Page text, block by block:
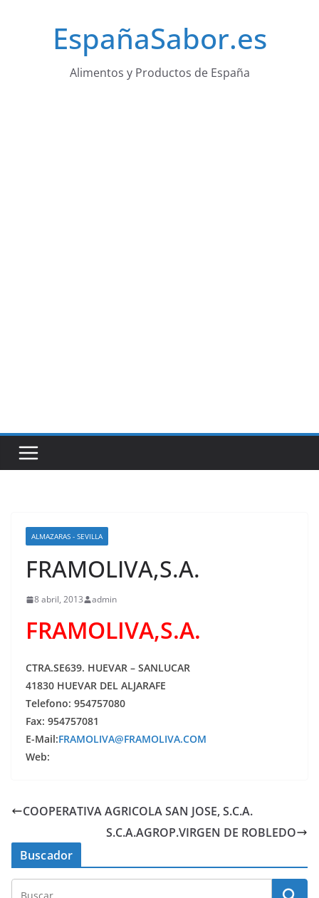
EspañaSabor.es
Alimentos y Productos de España
ALMAZARAS - SEVILLA
FRAMOLIVA,S.A.
8 abril, 2013 admin
FRAMOLIVA,S.A.
CTRA.SE639. HUEVAR – SANLUCAR
41830 HUEVAR DEL ALJARAFE
Telefono: 954757080
Fax: 954757081
E-Mail:FRAMOLIVA@FRAMOLIVA.COM
Web:
COOPERATIVA AGRICOLA SAN JOSE, S.C.A.
S.C.A.AGROP.VIRGEN DE ROBLEDO
Buscador